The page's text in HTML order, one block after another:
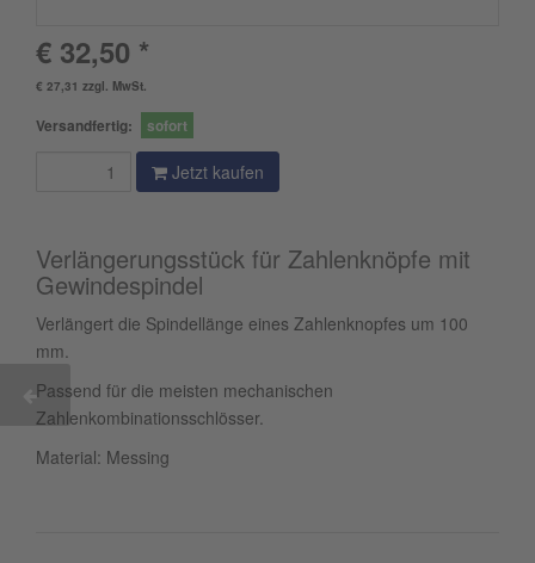
€ 32,50 *
€ 27,31 zzgl. MwSt.
Versandfertig: sofort
Jetzt kaufen
Verlängerungsstück für Zahlenknöpfe mit
Gewindespindel
Verlängert die Spindellänge eines Zahlenknopfes um 100
mm.
Passend für die meisten mechanischen
Zahlenkombinationsschlösser.
Material: Messing